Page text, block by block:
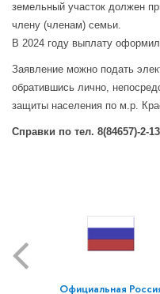
земельный участок должен
члену (членам) семьи.
В 2024 году выплату
Заявление можно подать
обратившись лично,
защиты населения по м.р.
Справки по тел. 8(84657)-2-
Официальная